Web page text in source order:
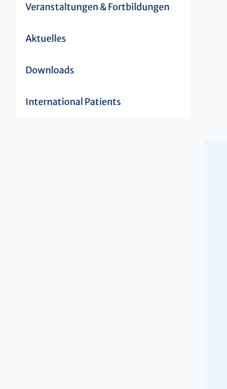
Veranstaltungen & Fortbildungen
Aktuelles
Downloads
International Patients